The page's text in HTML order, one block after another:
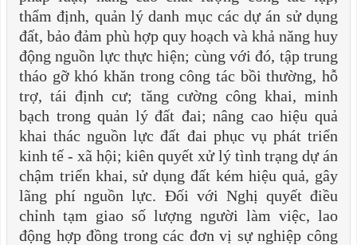
thẩm định, quản lý danh mục các dự án sử dụng
đất, bảo đảm phù hợp quy hoạch và khả năng huy
động nguồn lực thực hiện; cùng với đó, tập trung
tháo gỡ khó khăn trong công tác bồi thường, hỗ
trợ, tái định cư; tăng cường công khai, minh
bạch trong quản lý đất đai; nâng cao hiệu quả
khai thác nguồn lực đất đai phục vụ phát triển
kinh tế - xã hội; kiên quyết xử lý tình trạng dự án
chậm triển khai, sử dụng đất kém hiệu quả, gây
lãng phí nguồn lực. Đối với Nghị quyết điều
chỉnh tạm giao số lượng người làm việc, lao
động hợp đồng trong các đơn vị sự nghiệp công